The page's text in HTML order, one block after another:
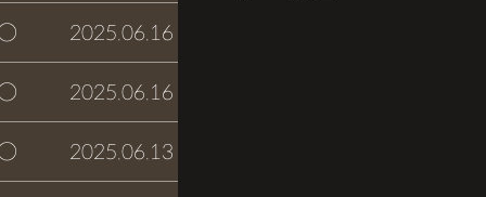
2025.06.16
2025.06.16
2025.06.13